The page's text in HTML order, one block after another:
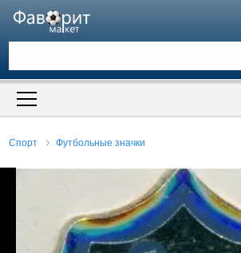
Искать также в описании
Спорт Футбольные значки